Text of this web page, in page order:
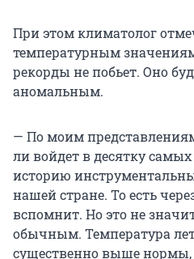
При этом климатолог
температурным значениям
рекорды не побьет. Оно
аномальным.
— По моим
ли войдет в десятку
историю
нашей стране. То есть
вспомнит. Но это не
обычным. Температура
существенно выше нормы,